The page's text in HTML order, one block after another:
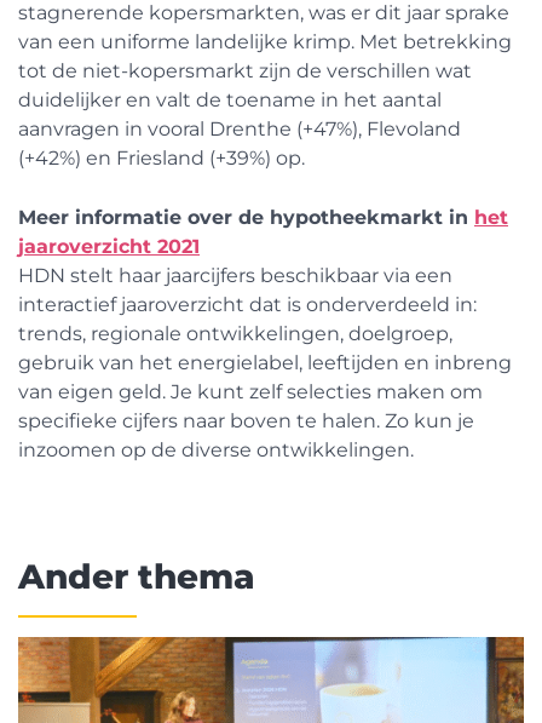
stagnerende kopersmarkten, was er dit jaar sprake
van een uniforme landelijke krimp. Met betrekking
tot de niet-kopersmarkt zijn de verschillen wat
duidelijker en valt de toename in het aantal
aanvragen in vooral Drenthe (+47%), Flevoland
(+42%) en Friesland (+39%) op.
Meer informatie over de hypotheekmarkt in het
jaaroverzicht 2021
HDN stelt haar jaarcijfers beschikbaar via een
interactief jaaroverzicht dat is onderverdeeld in:
trends, regionale ontwikkelingen, doelgroep,
gebruik van het energielabel, leeftijden en inbreng
van eigen geld. Je kunt zelf selecties maken om
specifieke cijfers naar boven te halen. Zo kun je
inzoomen op de diverse ontwikkelingen.
Ander thema